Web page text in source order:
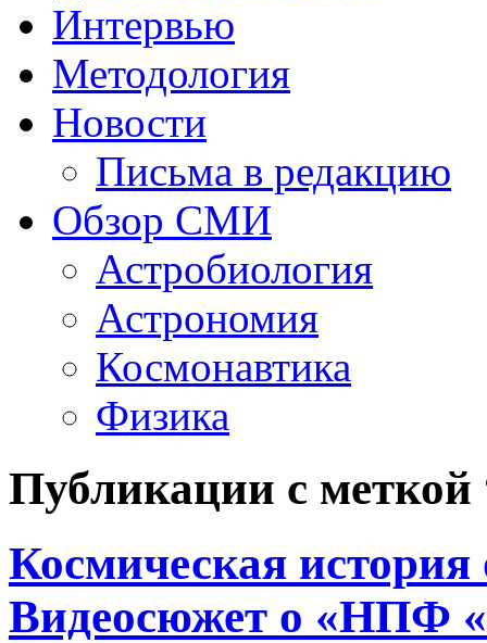
Интервью
Методология
Новости
Письма в редакцию
Обзор СМИ
Астробиология
Астрономия
Космонавтика
Физика
Публикации с
Космическая история
Видеосюжет о «НПФ